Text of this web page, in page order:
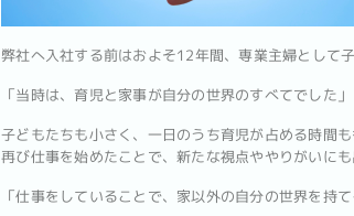
弊社へ入社する前はおよそ12年間、専業主婦として
「当時は、育児と家事が自分の世界のすべてでした」
子どもたちも小さく、一日のうち育児が占める時間
再び仕事を始めたことで、新たな視点ややりがいにも
「仕事をしていることで、家以外の自分の世界を持